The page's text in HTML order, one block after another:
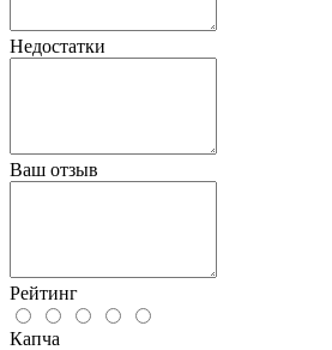
Недостатки
Ваш отзыв
Рейтинг
Капча